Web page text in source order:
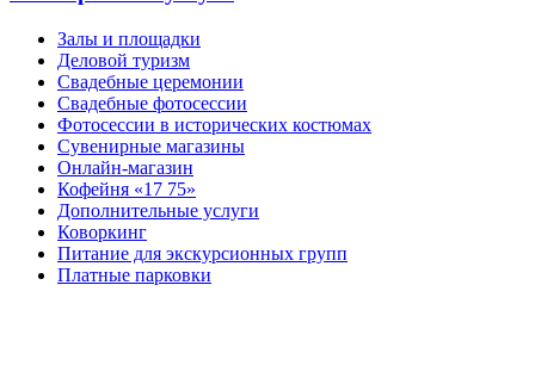
Залы и площадки
Деловой туризм
Свадебные церемонии
Свадебные фотосессии
Фотосессии в исторических костюмах
Сувенирные магазины
Онлайн-магазин
Кофейня «17 75»
Дополнительные услуги
Коворкинг
Питание для экскурсионных групп
Платные парковки